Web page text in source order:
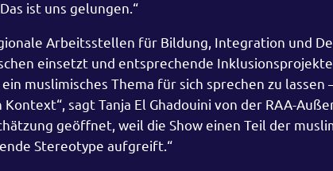
ist uns gelungen.“
Arbeitsstellen für Bildung, Integration und
einsetzt und entsprechende Inklusionsprojekte
muslimisches Thema für sich sprechen zu lassen
sagt Tanja El Ghadouini von der RAA-
geöffnet, weil die Show einen Teil der
Stereotype aufgreift.“